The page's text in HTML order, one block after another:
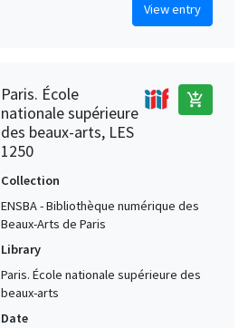
View entry
Paris. École
nationale supérieure
des beaux-arts, LES
1250
add_shopping_cart
Collection
ENSBA - Bibliothèque numérique des
Beaux-Arts de Paris
Library
Paris. École nationale supérieure des
beaux-arts
Date